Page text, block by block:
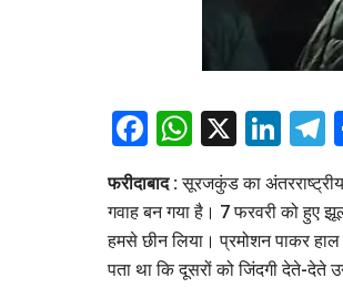
Facebook
X
फरीदाबाद :सूरजकुंड का
गवाह बन गया है। 7 फरवरी को हुए
हमसे छीन लिया। प्रमोशन पाकर
पता था कि दूसरों को जिंदगी देते-देते